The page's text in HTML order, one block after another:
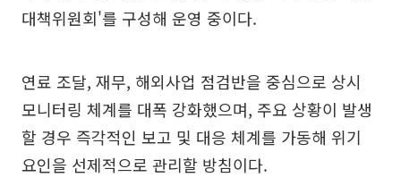
대책위원회'를 구성해 운영 중이다.
연료 조달, 재무, 해외사업 점검반을 중심으로 상시
모니터링 체계를 대폭 강화했으며, 주요 상황이 발생
할 경우 즉각적인 보고 및 대응 체계를 가동해 위기
요인을 선제적으로 관리할 방침이다.